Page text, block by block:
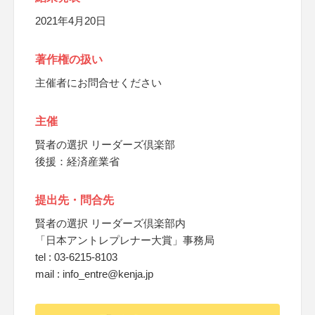
2021年4月20日
著作権の扱い
主催者にお問合せください
主催
賢者の選択 リーダーズ倶楽部
後援：経済産業省
提出先・問合先
賢者の選択 リーダーズ倶楽部内
「日本アントレプレナー大賞」事務局
tel : 03-6215-8103
mail : info_entre@kenja.jp